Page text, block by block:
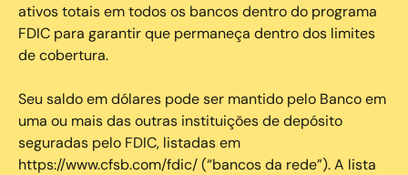
ativos totais em todos os bancos dentro do programa
FDIC para garantir que permaneça dentro dos limites
de cobertura.
Seu saldo em dólares pode ser mantido pelo Banco em
uma ou mais das outras instituições de depósito
seguradas pelo FDIC, listadas em
https://www.cfsb.com/fdic/ (“bancos da rede”). A lista